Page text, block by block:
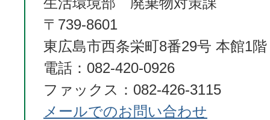
〒739-8601
東広島市西条栄町8番29号 本館1階
電話：082-420-0926
ファックス：082-426-3115
メールでのお問い合わせ